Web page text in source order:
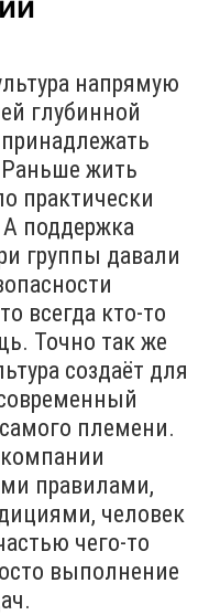
напрямую
глубинной
жить
практически
поддержка
группы давали
всегда кто-то
Точно так же
создаёт для
племени.
правилами,
человек
чего-то
выполнение